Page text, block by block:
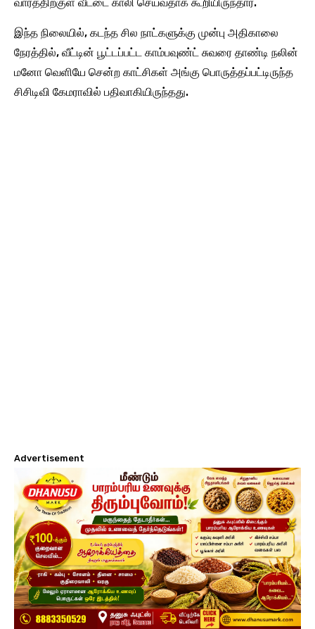
இந்த நிலையில், கடந்த சில நாட்களுக்கு முன்பு அதிகாலை
நேரத்தில், வீட்டின் பூட்டப்பட்ட காம்பவுண்ட் சுவரை தாண்டி நலின்
மனோ வெளியே சென்ற காட்சிகள் அங்கு பொருத்தப்பட்டிருந்த
சிசிடிவி கேமராவில் பதிவாகியிருந்தது.
Advertisement